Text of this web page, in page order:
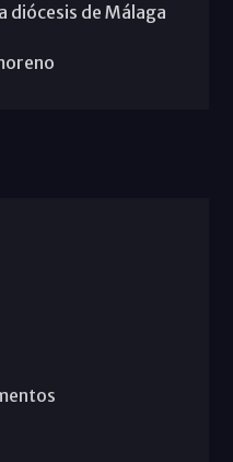
diócesis de Málaga